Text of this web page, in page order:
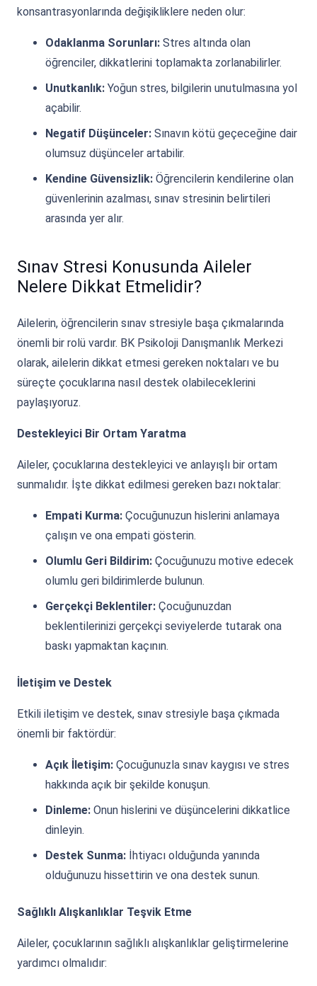
konsantrasyonlarında değişikliklere neden olur:
Odaklanma Sorunları: Stres altında olan
öğrenciler, dikkatlerini toplamakta zorlanabilirler.
Unutkanlık: Yoğun stres, bilgilerin unutulmasına yol
açabilir.
Negatif Düşünceler: Sınavın kötü geçeceğine dair
olumsuz düşünceler artabilir.
Kendine Güvensizlik: Öğrencilerin kendilerine olan
güvenlerinin azalması, sınav stresinin belirtileri
arasında yer alır.
Sınav Stresi Konusunda Aileler
Nelere Dikkat Etmelidir?
Ailelerin, öğrencilerin sınav stresiyle başa çıkmalarında
önemli bir rolü vardır. BK Psikoloji Danışmanlık Merkezi
olarak, ailelerin dikkat etmesi gereken noktaları ve bu
süreçte çocuklarına nasıl destek olabileceklerini
paylaşıyoruz.
Destekleyici Bir Ortam Yaratma
Aileler, çocuklarına destekleyici ve anlayışlı bir ortam
sunmalıdır. İşte dikkat edilmesi gereken bazı noktalar:
Empati Kurma: Çocuğunuzun hislerini anlamaya
çalışın ve ona empati gösterin.
Olumlu Geri Bildirim: Çocuğunuzu motive edecek
olumlu geri bildirimlerde bulunun.
Gerçekçi Beklentiler: Çocuğunuzdan
beklentilerinizi gerçekçi seviyelerde tutarak ona
baskı yapmaktan kaçının.
İletişim ve Destek
Etkili iletişim ve destek, sınav stresiyle başa çıkmada
önemli bir faktördür:
Açık İletişim: Çocuğunuzla sınav kaygısı ve stres
hakkında açık bir şekilde konuşun.
Dinleme: Onun hislerini ve düşüncelerini dikkatlice
dinleyin.
Destek Sunma: İhtiyacı olduğunda yanında
olduğunuzu hissettirin ve ona destek sunun.
Sağlıklı Alışkanlıklar Teşvik Etme
Aileler, çocuklarının sağlıklı alışkanlıklar geliştirmelerine
yardımcı olmalıdır: